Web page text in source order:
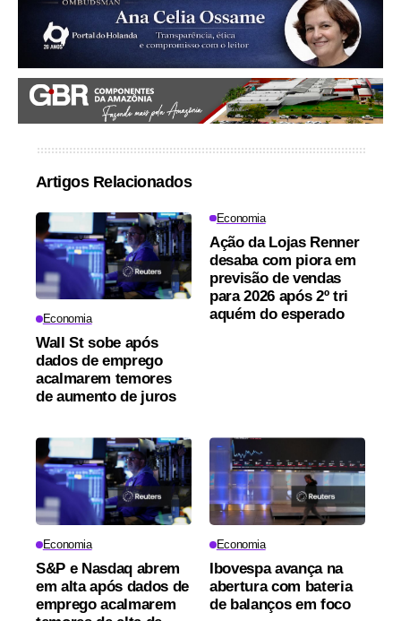
Artigos Relacionados
Economia
Wall St sobe após
dados de emprego
acalmarem temores
de aumento de juros
Economia
Ação da Lojas Renner
desaba com piora em
previsão de vendas
para 2026 após 2º tri
aquém do esperado
Economia
S&P e Nasdaq abrem
em alta após dados de
emprego acalmarem
Economia
Ibovespa avança na
abertura com bateria
de balanços em foco